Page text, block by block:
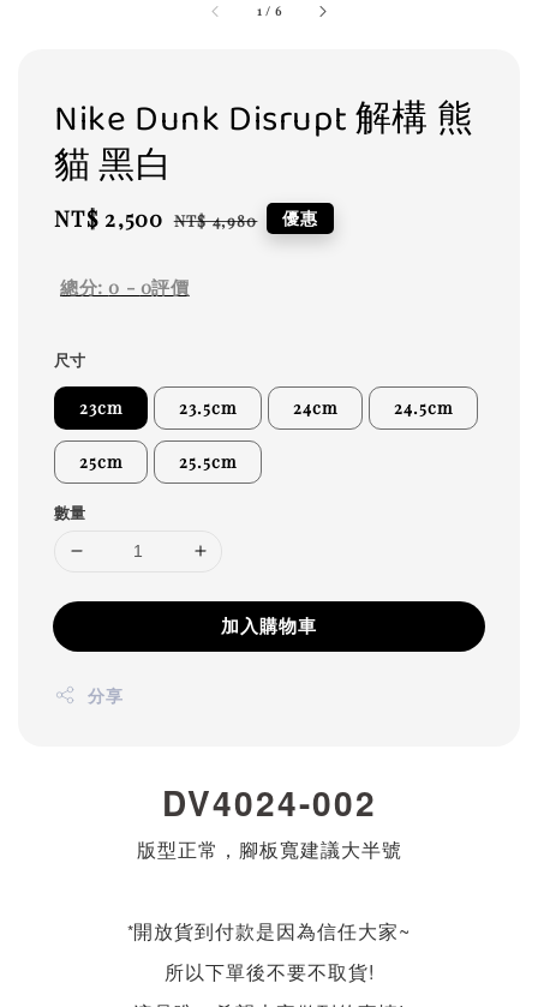
1 / 6
Nike Dunk Disrupt 解構 熊
貓 黑白
Sale
NT$ 2,500 Regular
NT$ 4,980 優惠
總分: 0 - 0評價
尺寸
23cm 23.5cm 24cm 24.5cm
25cm 25.5cm
數量
加入購物車
分享
DV4024-002
版型正常，腳板寬建議大半號
*開放貨到付款是因為信任大家~
所以下單後不要不取貨!